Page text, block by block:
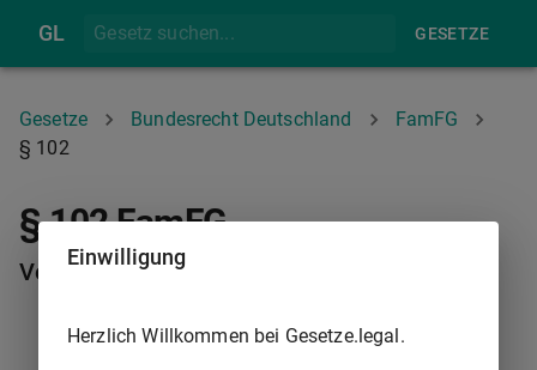
GL GESETZE
Gesetze Bundesrecht Deutschland
FamFG
§ 102
§ 102 FamFG
Versorgungsausgleichssachen
Einwilligung
Herzlich Willkommen bei Gesetze.legal.